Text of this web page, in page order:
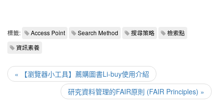
標籤: Access Point Search Method 搜尋策略
檢索點
資訊素養
« 【瀏覽器小工具】薦購圖書Li-buy使用介紹
研究資料管理的FAIR原則 (FAIR Principles) »